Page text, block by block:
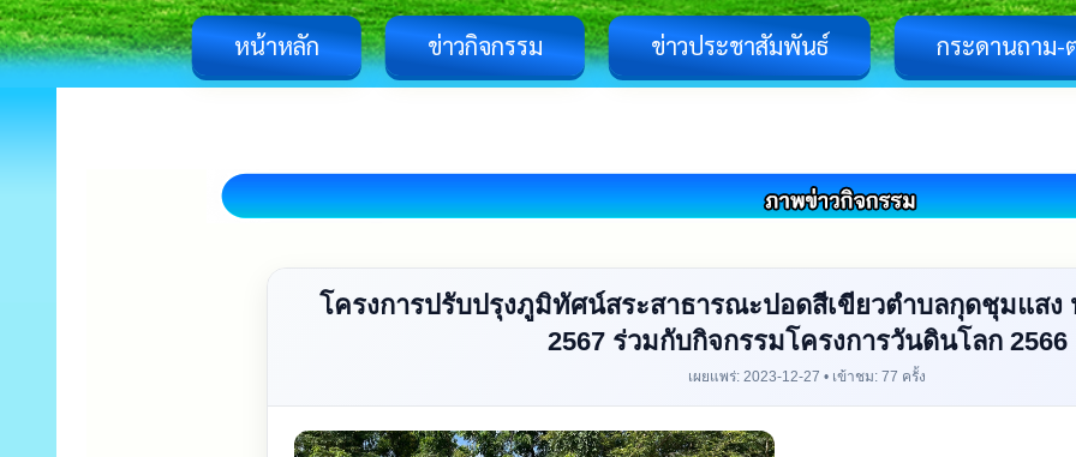
หน้าหลัก ข่าวกิจกรรม ข่าวประชาสัมพันธ์ กระดานถาม-
โครงการปรับปรุงภูมิทัศน์สระสาธารณะปอดสีเขียวตำบลกุดชุมแสง
2567 ร่วมกับกิจกรรมโครงการวันดินโลก 2566
เผยแพร่: 2023-12-27 • เข้าชม: 77 ครั้ง